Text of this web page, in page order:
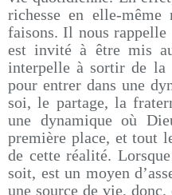
richesse en elle-même
faisons. Il nous rappelle
est invité à être mis
interpelle à sortir de
pour entrer dans une
soi, le partage, la
une dynamique où
première place, et tout
de cette réalité.
soit, est un moyen
une source de vie, donc,